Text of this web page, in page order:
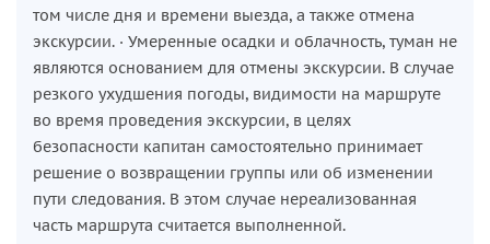
том числе дня и времени выезда, а также отмена
экскурсии. · Умеренные осадки и облачность, туман не
являются основанием для отмены экскурсии. В случае
резкого ухудшения погоды, видимости на маршруте
во время проведения экскурсии, в целях
безопасности капитан самостоятельно принимает
решение о возвращении группы или об изменении
пути следования. В этом случае нереализованная
часть маршрута считается выполненной.